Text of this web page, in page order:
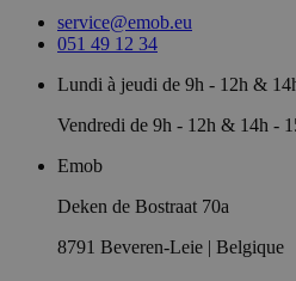
service@emob.eu
051 49 12 34
Lundi à jeudi de 9h - 12h &
Vendredi de 9h - 12h & 14h -
Emob
Deken de Bostraat 70a
8791 Beveren-Leie | Belgique